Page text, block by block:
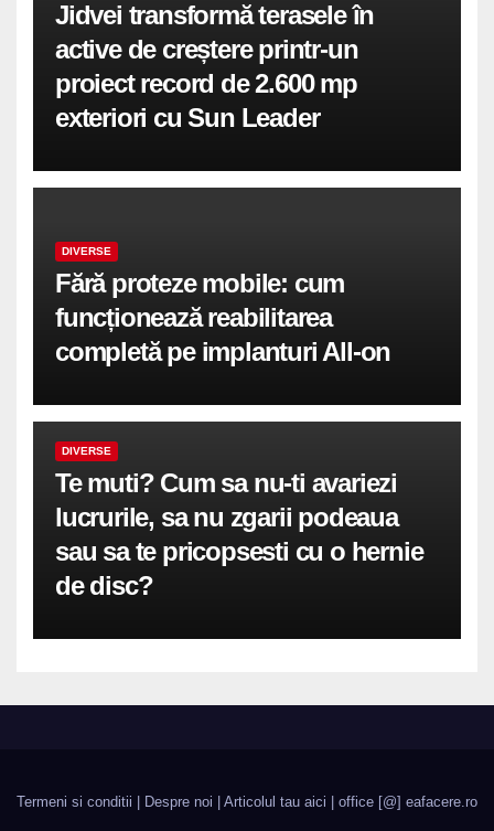
Jidvei transformă terasele în
active de creștere printr-un
proiect record de 2.600 mp
exteriori cu Sun Leader
DIVERSE
Fără proteze mobile: cum
funcționează reabilitarea
completă pe implanturi All-on
DIVERSE
Te muti? Cum sa nu-ti avariezi
lucrurile, sa nu zgarii podeaua
sau sa te pricopsesti cu o hernie
de disc?
Termeni si conditii Despre noi Articolul tau aici | office [@] eafacere.ro